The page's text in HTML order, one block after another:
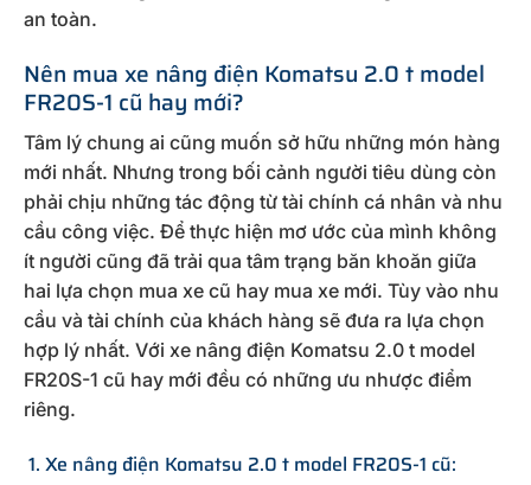
an toàn.
Nên mua xe nâng điện Komatsu 2.0 t model
FR20S-1 cũ hay mới?
Tâm lý chung ai cũng muốn sở hữu những món hàng
mới nhất. Nhưng trong bối cảnh người tiêu dùng còn
phải chịu những tác động từ tài chính cá nhân và nhu
cầu công việc. Để thực hiện mơ ước của mình không
ít người cũng đã trải qua tâm trạng băn khoăn giữa
hai lựa chọn mua xe cũ hay mua xe mới. Tùy vào nhu
cầu và tài chính của khách hàng sẽ đưa ra lựa chọn
hợp lý nhất. Với xe nâng điện Komatsu 2.0 t model
FR20S-1 cũ hay mới đều có những ưu nhược điểm
riêng.
1. Xe nâng điện Komatsu 2.0 t model FR20S-1 cũ: